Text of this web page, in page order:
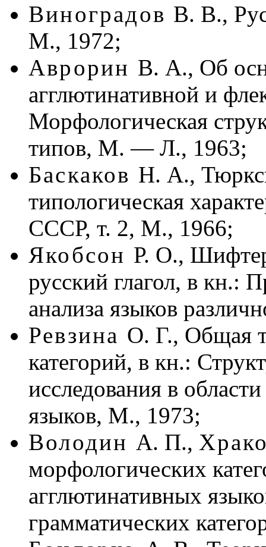
Виноградов В. В.,
М., 1972;
Аврорин В. А., Об
агглютинативной и
Морфологическая
типов, М. — Л., 1963;
Баскаков Н. А.,
типологическая
СССР, т. 2, М., 1966;
Якобсон Р. О.,
русский глагол, в кн.:
анализа языков
Ревзина О. Г., Общая
категорий, в кн.:
исследования в
языков, М., 1973;
Володин А. П.,
морфологических
агглютинативных
грамматических